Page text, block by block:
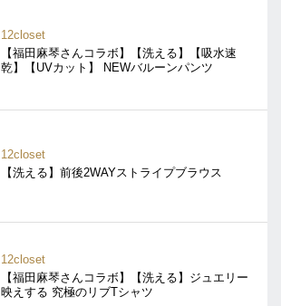
12closet
【福田麻琴さんコラボ】【洗える】【吸水速
乾】【UVカット】 NEWバルーンパンツ
12closet
【洗える】前後2WAYストライプブラウス
12closet
【福田麻琴さんコラボ】【洗える】ジュエリー
映えする 究極のリブTシャツ